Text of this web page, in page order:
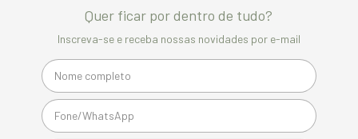
Quer ficar por dentro de tudo?
Inscreva-se e receba nossas novidades por e-mail